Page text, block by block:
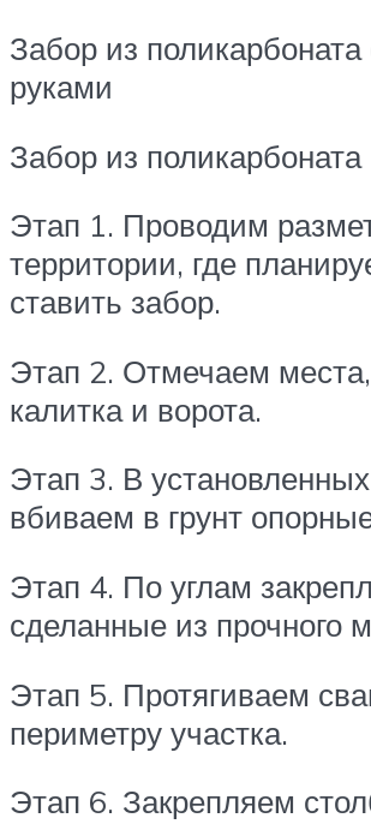
Забор из
руками
Забор из поликарбоната
Этап 1. Проводим
территории, где
ставить забор.
Этап 2. Отмечаем места,
калитка и ворота.
Этап 3. В
вбиваем в грунт
Этап 4. По углам
сделанные из прочного
Этап 5. Протягиваем
периметру участка.
Этап 6. Закрепляем